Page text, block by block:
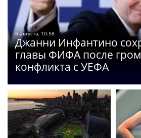
6 августа, 10:58
Джанни Инфантино
главы ФИФА после
конфликта с УЕФА